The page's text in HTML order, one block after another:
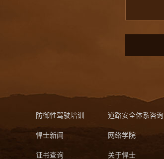
防御性驾驶培训 道路安全体系咨询
悍士新闻 网络学院
证书查询 关于悍士